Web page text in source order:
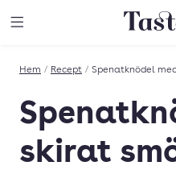
Till
Hem / Recept / Spenatknödel
skirat